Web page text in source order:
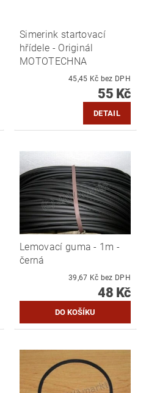
Simerink startovací
hřídele - Originál
MOTOTECHNA
45,45 Kč bez DPH
55 Kč
DETAIL
Lemovací guma - 1m -
černá
39,67 Kč bez DPH
48 Kč